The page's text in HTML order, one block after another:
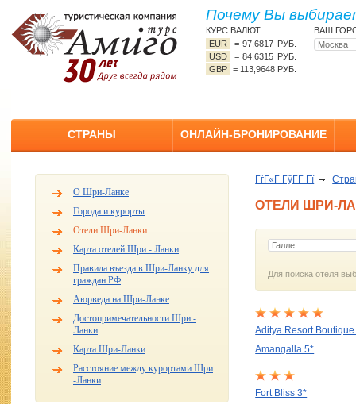
Почему Вы
КУРС ВАЛЮТ:
EUR
=97,6817 РУБ.
USD
=84,6315 РУБ.
GBP = 113,9648 РУБ.
ВАШ
СТРАНЫ ОНЛАЙН-БРОНИРОВАНИЕ
О Шри-Ланке
Города и курорты
Отели Шри-Ланки
Карта отелей Шри - Ланки
Правила въезда в Шри-Ланку для
граждан РФ
Аюрведа на Шри-Ланке
Достопримечательности Шри -
Ланки
Карта Шри-Ланки
Расстояние между курортами Шри
-Ланки
ГѓГ«Г ГўГ­Г Гї
ОТЕЛИ ШРИ-
Для поиска отеля
Aditya Resort
Amangalla 5*
Fort Bliss 3*